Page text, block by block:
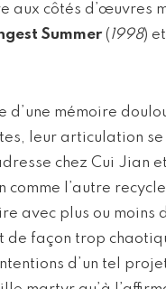
aux côtés d’œuvres
Summer(1998)
d’une mémoire
leur articulation
chez Cui Jian
comme l’autre
avec plus ou moins
de façon trop
d’un tel